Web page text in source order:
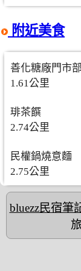
附近美食
善化糖廠門市部
1.61公里
琲茶饌
2.74公里
民權鍋燒意麵
2.75公里
bluezz民宿筆